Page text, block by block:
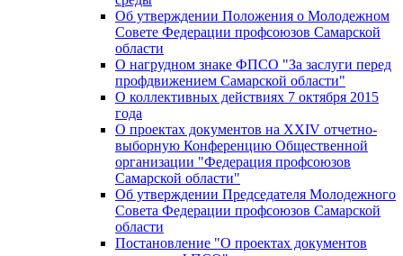
Об утверждении Положения о Молодежном
Совете Федерации профсоюзов Самарской
области
О нагрудном знаке ФПСО "За заслуги перед
профдвижением Самарской области"
О коллективных действиях 7 октября 2015
года
О проектах документов на XXIV отчетно-
выборную Конференцию Общественной
организации "Федерация профсоюзов
Самарской области"
Об утверждении Председателя Молодежного
Совета Федерации профсоюзов Самарской
области
Постановление "О проектах документов